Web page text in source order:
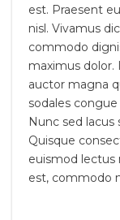
est. Praesent
nisl. Vivamus
commodo
maximus dolor.
auctor magna
sodales
Nunc sed lacus
Quisque
euismod lectus
est, commodo